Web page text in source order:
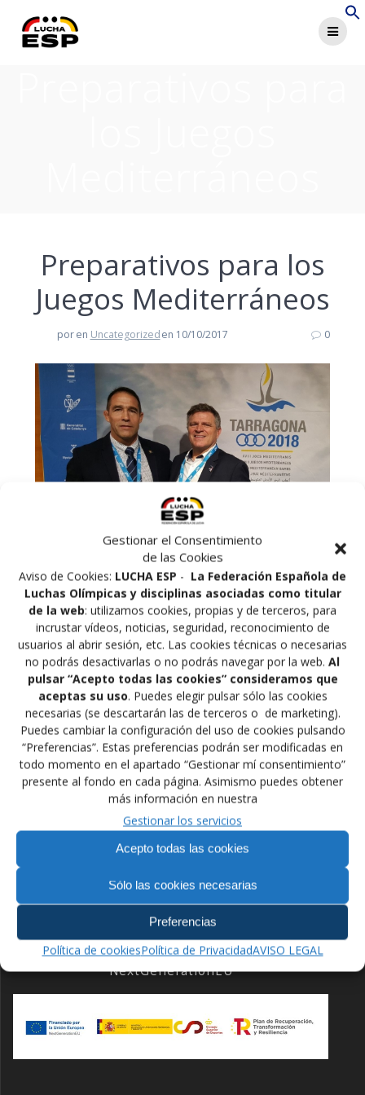
Gestionar el Consentimiento
de las Cookies
Aviso de Cookies: LUCHA ESP - La Federación Española de
Luchas Olímpicas y disciplinas asociadas como titular
de la web: utilizamos cookies, propias y de terceros, para
incrustar vídeos, noticias, seguridad, reconocimiento de
usuarios al abrir sesión, etc. Las cookies técnicas o necesarias
no podrás desactivarlas o no podrás navegar por la web. Al
pulsar “Acepto todas las cookies” consideramos que
aceptas su uso. Puedes elegir pulsar sólo las cookies
necesarias (se descartarán las de terceros o de marketing).
Puedes cambiar la configuración del uso de cookies pulsando
“Preferencias”. Estas preferencias podrán ser modificadas en
todo momento en el apartado “Gestionar mí consentimiento”
presente al fondo en cada página. Asimismo puedes obtener
más información en nuestra
Gestionar los servicios
Acepto todas las cookies
Sólo las cookies necesarias
Preferencias
Política de cookiesPolítica de PrivacidadAVISO LEGAL
Preparativos para los
Juegos Mediterráneos
poren Uncategorizeden 10/10/2017 0
El Presidente de la Federación Española de Lucha Fco
Javier Iglesias Serna y el Delegado Técnico
Internacional de la UWW para los Juegos del
Mediterráneo están en Tarragona ultimando los
preparativos para los Juegos del Mediterráneo 2018. El
Delegado Técnico Nacional para los Juegos del
Mediterráneo es Alberto Recuero.
Navegación
de
entradas
Anterior:
II Copa de España de
Siguiente
Curso de Krav Maga
Financiado por la Unión Europea –
NextGenerationEU